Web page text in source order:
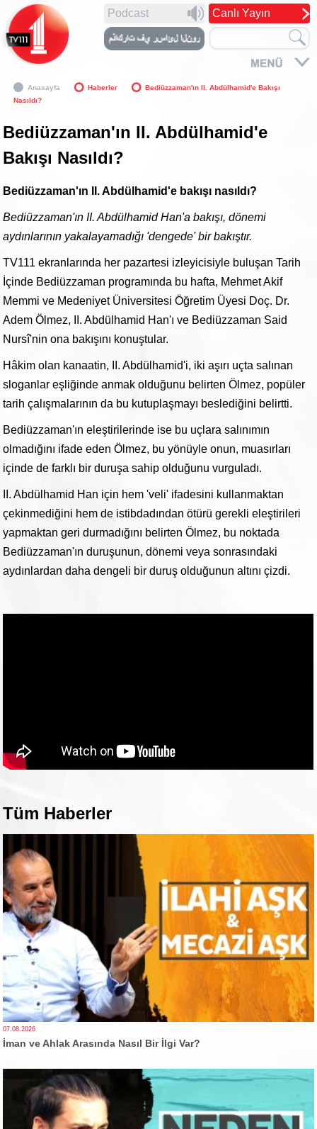
Canlı Yayın
Podcast
Anasayfa Haberler
Bediüzzaman'ın II. Abdülhamid'e Bakışı
Nasıldı?
Bediüzzaman'ın II. Abdülhamid'e
Bakışı Nasıldı?
Bediüzzaman'ın II. Abdülhamid'e bakışı nasıldı?
Bediüzzaman'ın II. Abdülhamid Han'a bakışı, dönemi
aydınlarının yakalayamadığı 'dengede' bir bakıştır.
TV111 ekranlarında her pazartesi izleyicisiyle buluşan Tarih
İçinde Bediüzzaman programında bu hafta, Mehmet Akif
Memmi ve Medeniyet Üniversitesi Öğretim Üyesi Doç. Dr.
Adem Ölmez, II. Abdülhamid Han'ı ve Bediüzzaman Said
Nursî'nin ona bakışını konuştular.
Hâkim olan kanaatin, II. Abdülhamid'i, iki aşırı uçta salınan
sloganlar eşliğinde anmak olduğunu belirten Ölmez, popüler
tarih çalışmalarının da bu kutuplaşmayı beslediğini belirtti.
Bediüzzaman'ın eleştirilerinde ise bu uçlara salınımın
olmadığını ifade eden Ölmez, bu yönüyle onun, muasırları
içinde de farklı bir duruşa sahip olduğunu vurguladı.
II. Abdülhamid Han için hem 'veli' ifadesini kullanmaktan
çekinmediğini hem de istibdadından ötürü gerekli eleştirileri
yapmaktan geri durmadığını belirten Ölmez, bu noktada
Bediüzzaman'ın duruşunun, dönemi veya sonrasındaki
aydınlardan daha dengeli bir duruş olduğunun altını çizdi.
Tüm Haberler
07.08.2026
İman ve Ahlak Arasında Nasıl Bir İlgi Var?